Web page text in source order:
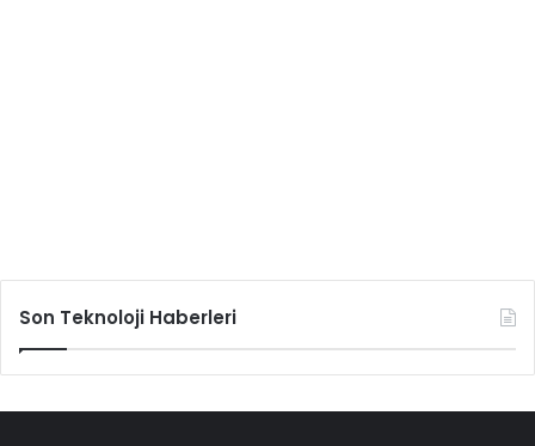
Son Teknoloji Haberleri